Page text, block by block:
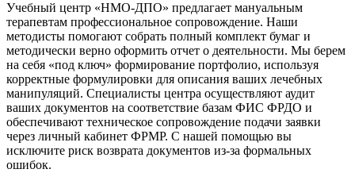
Учебный центр «НМО-ДПО» предлагает мануальным
терапевтам профессиональное сопровождение. Наши
методисты помогают собрать полный комплект бумаг и
методически верно оформить отчет о деятельности. Мы берем
на себя «под ключ» формирование портфолио, используя
корректные формулировки для описания ваших лечебных
манипуляций. Специалисты центра осуществляют аудит
ваших документов на соответствие базам ФИС ФРДО и
обеспечивают техническое сопровождение подачи заявки
через личный кабинет ФРМР. С нашей помощью вы
исключите риск возврата документов из-за формальных
ошибок.